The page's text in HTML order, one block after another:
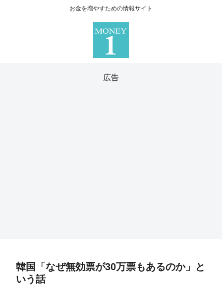
お金を増やすための情報サイト
広告
韓国「なぜ無効票が30万票もあるのか」と
いう話